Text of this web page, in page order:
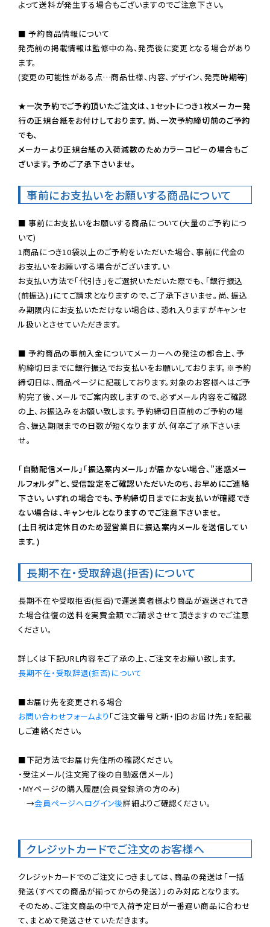
よって送料が発生する場合もございますのでご注意下さい。
■ 予約商品情報について
発売前の掲載情報は監修中の為、発売後に変更となる場合があり
ます。
(変更の可能性がある点…商品仕様、内容、デザイン、発売時期等)
★一次予約でご予約頂いたご注文は、1セットにつき1枚メーカー発
行の正規台紙をお付けしております。尚、一次予約締切前のご予約
でも、
メーカーより正規台紙の入荷減数のためカラーコピーの場合もご
ざいます。予めご了承下さいませ。
事前にお支払いをお願いする商品について
■ 事前にお支払いをお願いする商品について(大量のご予約につ
いて)
1商品につき10袋以上のご予約をいただいた場合、事前に代金の
お支払いをお願いする場合がございます。い
お支払い方法で「代引き」をご選択いただいた際でも、「銀行振込
(前振込)」にてご請求となりますので、ご了承下さいませ。尚、振込
み期限内にお支払いただけない場合は、恐れ入りますがキャンセ
ル扱いとさせていただきます。
■ 予約商品の事前入金についてメーカーへの発注の都合上、予
約締切日までに銀行振込でお支払いをお願いしております。※予約
締切日は、商品ページに記載しております。対象のお客様へはご予
約完了後、メールでご案内致しますので、必ずメール内容をご確認
の上、お振込みをお願い致します。予約締切日直前のご予約の場
合、振込期限までの日数が短くなりますが、何卒ご了承下さいま
せ。
「自動配信メール」「振込案内メール」が届かない場合、”迷惑メー
ルフォルダ”と、受信設定をご確認いただいたのち、お早めにご連絡
下さい。いずれの場合でも、予約締切日までにお支払いが確認でき
ない場合は、キャンセルとなりますのでご注意下さいませ。
(土日祝は定休日のため翌営業日に振込案内メールを送信してい
ます。)
長期不在・受取辞退(拒否)について
長期不在や受取拒否(拒否)で運送業者様より商品が返送されてき
た場合往復の送料を実費金額でご請求させて頂きますのでご注意
ください。
長期不在・受取辞退(拒否)について
お問い合わせフォームより 「ご注文番号と新・旧のお届け先」を記載
しご連絡ください。
■下記方法でお届け先住所の確認ください。
・受注メール(注文完了後の自動返信メール)
・MYページの購入履歴(会員登録済の方のみ)
→会員ページへログイン後詳細よりご確認ください。
クレジットカードでご注文のお客様へ
クレジットカードでのご注文につきましては、商品の発送は「一括
発送（すべての商品が揃ってからの発送）」のみ対応となります。
そのため、ご注文商品の中で入荷予定日が一番遅い商品に合わせ
て、まとめて発送させていただきます。